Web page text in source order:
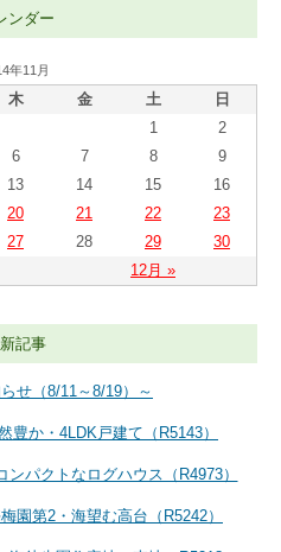
ンダー
年11月
木 金 土 日
12月 »
1
2
6 7 8
9
13 14 15
16
20 21 22
23
27 28 29 30
記事
せ（8/11～8/19）～
豊か・4LDK戸建て（R5143）
パクトなログハウス（R4973）
園第2・海望む高台（R5242）